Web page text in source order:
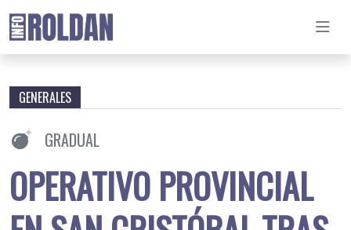
GENERALES
GRADUAL
OPERATIVO PROVINCIAL